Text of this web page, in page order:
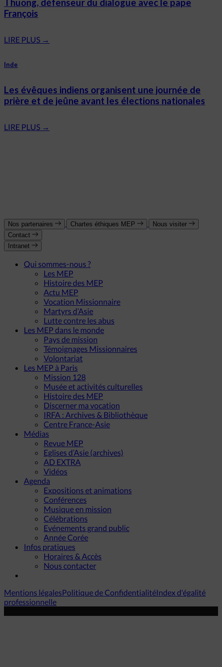
Thuong, défenseur du dialogue avec le pape
François
LIRE PLUS →
Inde
Les évêques indiens organisent une journée de
prière et de jeûne avant les élections nationales
LIRE PLUS →
Nos partenaires Chartes éthiques MEP
Nous visiter
Contact
Intranet
Qui sommes-nous ?
Les MEP
Histoire des MEP
Actu MEP
Vocation Missionnaire
Martyrs d’Asie
Lutte contre les abus
Les MEP dans le monde
Pays de mission
Témoignages Missionnaires
Volontariat
Les MEP à Paris
Mission 128
Musée et activités culturelles
Histoire des MEP
Discerner ma vocation
IRFA : Archives & Bibliothèque
Centre France-Asie
Médias
Revue MEP
Eglises d’Asie (archives)
AD EXTRA
Vidéos
Agenda
Expositions et animations
Conférences
Musique en mission
Célébrations
Evénements grand public
Année Corée
Infos pratiques
Horaires & Accès
Nous contacter
Mentions légalesPolitique de ConfidentialitéIndex d'égalité
professionnelle